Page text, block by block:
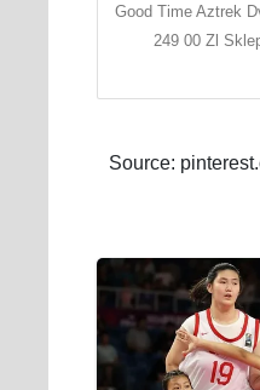
Good Time Aztrek
249 00 Zl
Source: